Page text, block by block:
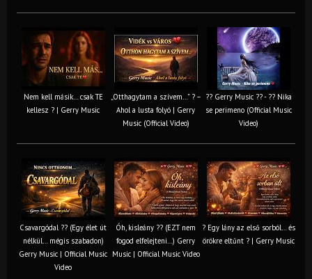
Nem kell másik… csak TE
kellesz ? | Gerry Music
„Otthagytam a szívem…” ? –
Ahol a lusta folyó | Gerry
Music (Official Video)
?? Gerry Music ?? - ?? Nika
se perimeno (Official Music
Video)
Csavargódal ?? (Egy élet út
nélkül… mégis szabadon)
Gerry Music | Official Music
Video
Óh, kisleány ?? (EZT nem
fogod elfelejteni…) Gerry
Music | Official Music Video
? Egy lány az első sorból… és
örökre eltűnt ? | Gerry Music